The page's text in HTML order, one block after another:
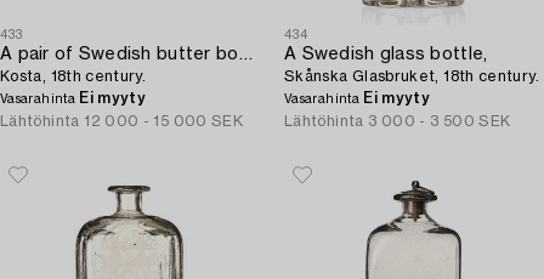
433
A pair of Swedish butter boxes with covers,
Kosta, 18th century.
Vasarahinta Ei myyty
Lähtöhinta 12 000 - 15 000 SEK
434
A Swedish glass bottle,
Skånska Glasbruket, 18th century.
Vasarahinta Ei myyty
Lähtöhinta 3 000 - 3 500 SEK